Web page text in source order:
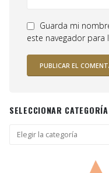
Guarda mi
este navegador
SELECCIONAR CATEGORÍA
Seleccionar
categoría